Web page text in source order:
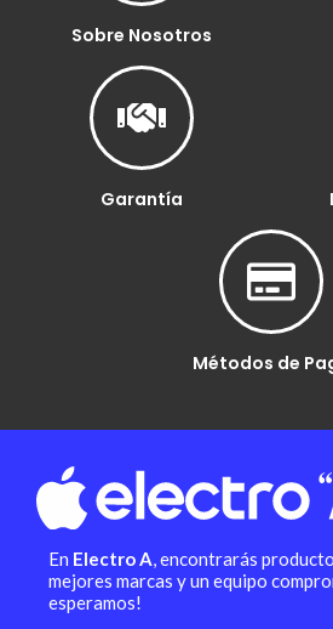
Sobre Nosotros
Garantía
Métodos de
En Electro A, encontrarás
mejores marcas y un equipo
esperamos!